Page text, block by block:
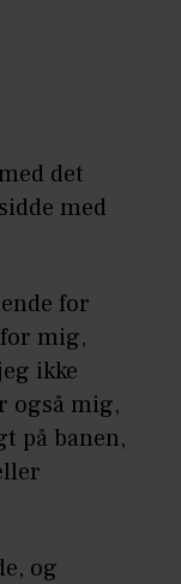
det
med
for
mig,
ikke
også mig,
på banen,
og